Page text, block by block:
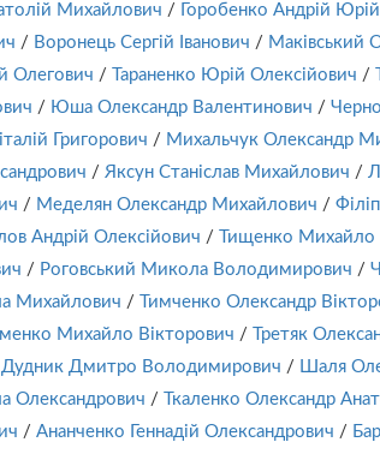
Михайлович / Горобенко Андрій
/ Воронець Сергій Іванович / Маківський
Олегович / Тараненко Юрій Олексійович /
/ Юша Олександр Валентинович /
Григорович / Михальчук Олександр
/ Яксун Станіслав Михайлович /
/ Меделян Олександр Михайлович /
Андрій Олексійович / Тищенко Михайло
/ Роговський Микола Володимирович /
Михайлович / Тимченко Олександр
Михайло Вікторович / Третяк
Дудник Дмитро Володимирович / Шаля
Олександрович / Ткаленко Олександр
/ Ананченко Геннадій Олександрович /